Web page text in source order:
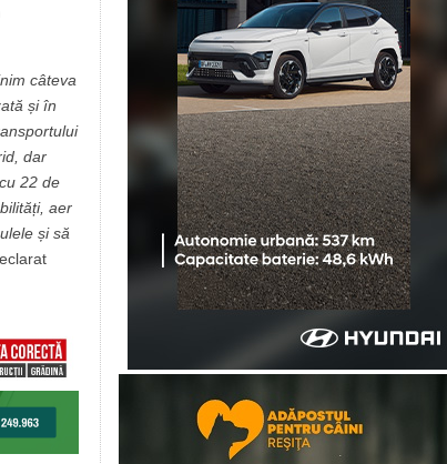
câteva
și în
dar
22 de
aer
și să